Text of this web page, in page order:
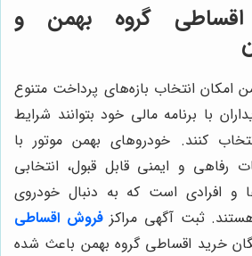
گروه بهمن و
امکان انتخاب بازه‌های پرداخت متنوع
با برنامه مالی خود بتوانند شرایط
کنند. خودروهای بهمن موتور با
رفاهی و ایمنی قابل قبول، انتخابی
و افرادی است که به دنبال خودروی
ثبت آگهی مراکزفروش اقساطی
خرید اقساطی گروه بهمن باعث شده